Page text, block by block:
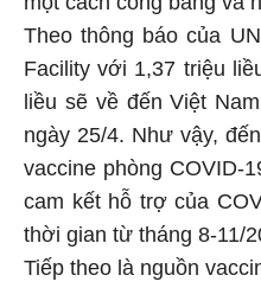
Theo thông báo của
Facility với 1,37 triệu
liều sẽ về đến Việt
ngày 25/4. Như vậy,
vaccine phòng COVID-
cam kết hỗ trợ của
thời gian từ tháng 8-11/
Tiếp theo là nguồn